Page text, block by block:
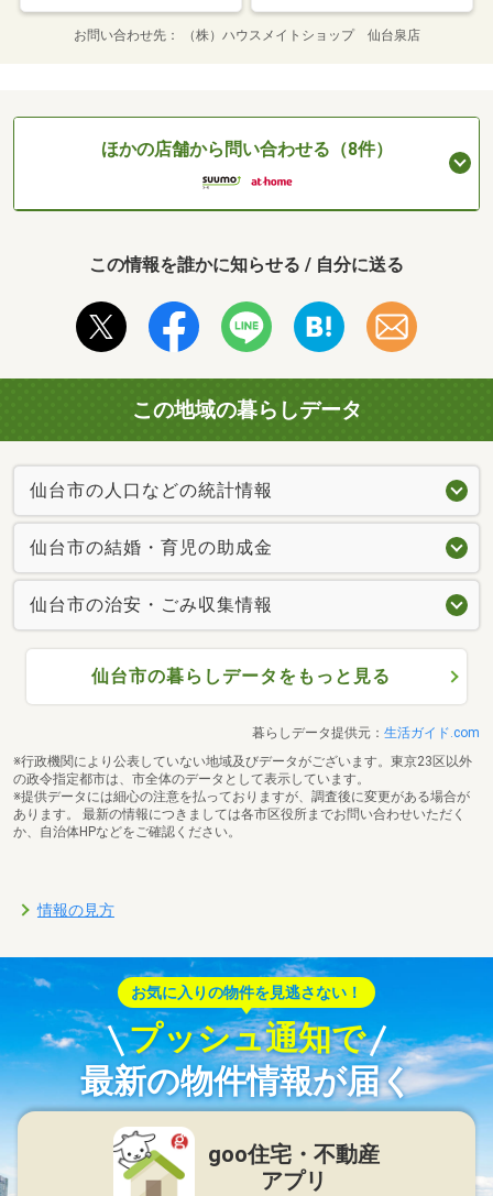
お問い合わせ先 （株）ハウスメイトショップ 仙台泉店
ほかの店舗から問い合わせる（8件）
この情報を誰かに知らせる / 自分に送る
この地域の暮らしデータ
仙台市の人口などの統計情報
仙台市の結婚・育児の助成金
仙台市の治安・ごみ収集情報
仙台市の暮らしデータをもっと見る
暮らしデータ提供元： 生活ガイド.com
※行政機関により公表していない地域及びデータがございます。東京23区以外
の政令指定都市は、市全体のデータとして表示しています。
※提供データには細心の注意を払っておりますが、調査後に変更がある場合が
あります。 最新の情報につきましては各市区役所までお問い合わせいただく
か、自治体HPなどをご確認ください。
情報の見方
お気に入りの物件を見逃さない！
プッシュ通知で
最新の物件情報が届く
goo住宅・不動産
アプリ